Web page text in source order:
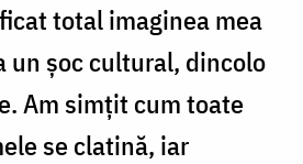
total imaginea mea
un şoc cultural, dincolo
Am simţit cum toate
se clatină, iar